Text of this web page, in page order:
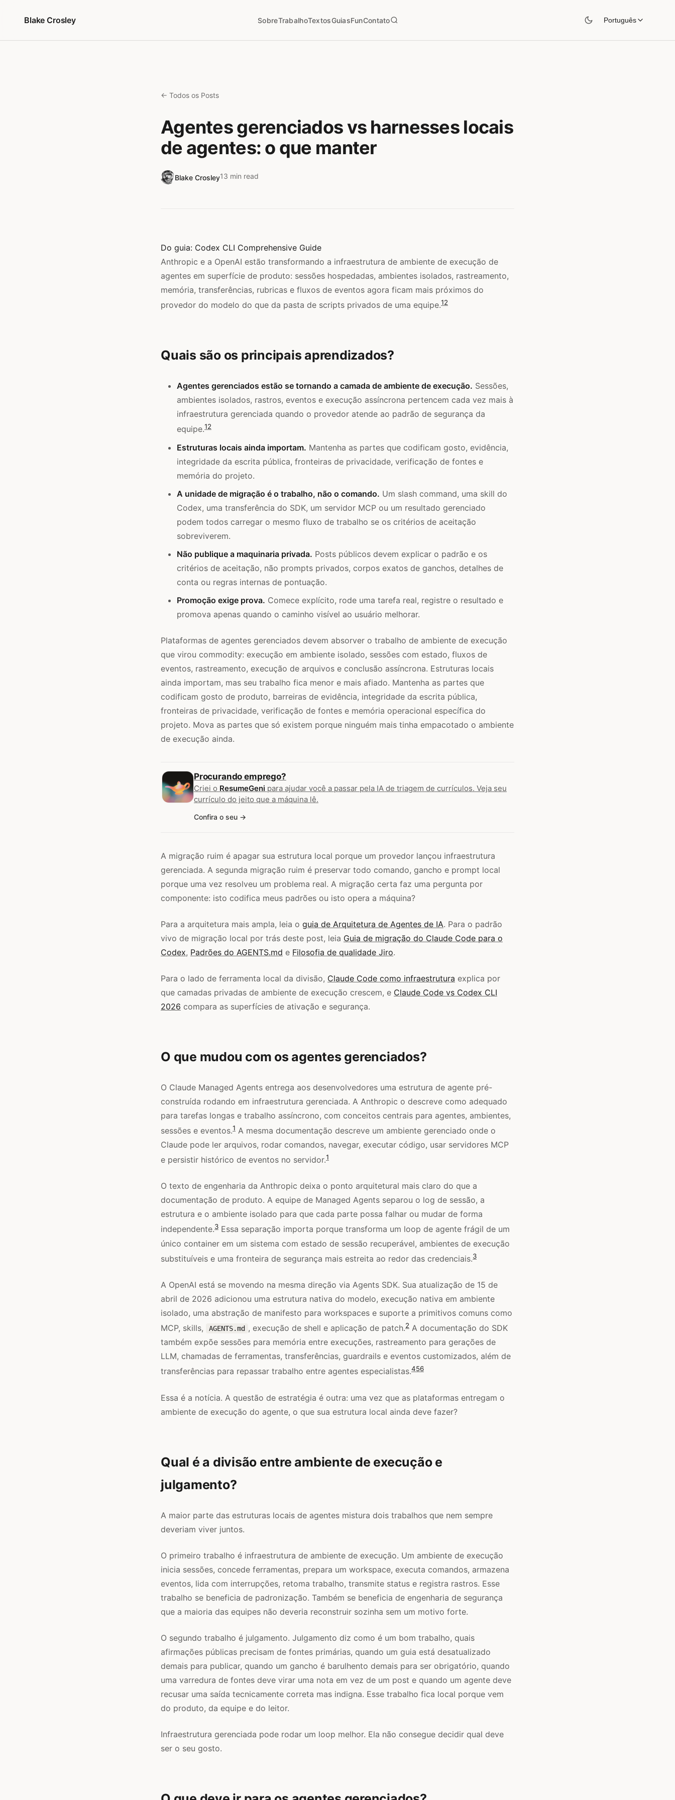
Blake Crosley
SobreTrabalhoTextosGuiasFunContato Português
← Todos os Posts
Agentes gerenciados vs harnesses locais
de agentes: o que manter
Blake Crosley13 min read
Do guia: Codex CLI Comprehensive Guide
Anthropic e a OpenAI estão transformando a infraestrutura de ambiente de execução de
agentes em superfície de produto: sessões hospedadas, ambientes isolados, rastreamento,
memória, transferências, rubricas e fluxos de eventos agora ficam mais próximos do
provedor do modelo do que da pasta de scripts privados de uma equipe.12
Quais são os principais aprendizados?
Agentes gerenciados estão se tornando a camada de ambiente de execução. Sessões,
ambientes isolados, rastros, eventos e execução assíncrona pertencem cada vez mais à
infraestrutura gerenciada quando o provedor atende ao padrão de segurança da
equipe.12
Estruturas locais ainda importam. Mantenha as partes que codificam gosto, evidência,
integridade da escrita pública, fronteiras de privacidade, verificação de fontes e
memória do projeto.
A unidade de migração é o trabalho, não o comando. Um slash command, uma skill do
Codex, uma transferência do SDK, um servidor MCP ou um resultado gerenciado
podem todos carregar o mesmo fluxo de trabalho se os critérios de aceitação
sobreviverem.
Não publique a maquinaria privada. Posts públicos devem explicar o padrão e os
critérios de aceitação, não prompts privados, corpos exatos de ganchos, detalhes de
conta ou regras internas de pontuação.
Promoção exige prova. Comece explícito, rode uma tarefa real, registre o resultado e
promova apenas quando o caminho visível ao usuário melhorar.
Plataformas de agentes gerenciados devem absorver o trabalho de ambiente de execução
que virou commodity: execução em ambiente isolado, sessões com estado, fluxos de
eventos, rastreamento, execução de arquivos e conclusão assíncrona. Estruturas locais
ainda importam, mas seu trabalho fica menor e mais afiado. Mantenha as partes que
codificam gosto de produto, barreiras de evidência, integridade da escrita pública,
fronteiras de privacidade, verificação de fontes e memória operacional específica do
projeto. Mova as partes que só existem porque ninguém mais tinha empacotado o ambiente
de execução ainda.
Procurando emprego?
Criei o ResumeGeni para ajudar você a passar pela IA de triagem de currículos. Veja seu
currículo do jeito que a máquina lê.
Confira o seu
A migração ruim é apagar sua estrutura local porque um provedor lançou infraestrutura
gerenciada. A segunda migração ruim é preservar todo comando, gancho e prompt local
porque uma vez resolveu um problema real. A migração certa faz uma pergunta por
componente: isto codifica meus padrões ou isto opera a máquina?
Para a arquitetura mais ampla, leia o guia de Arquitetura de Agentes de IA. Para o padrão
vivo de migração local por trás deste post, leia Guia de migração do Claude Code para o
Codex, Padrões do AGENTS.md e Filosofia de qualidade Jiro.
Para o lado de ferramenta local da divisão, Claude Code como infraestrutura explica por
que camadas privadas de ambiente de execução crescem, e Claude Code vs Codex CLI
2026 compara as superfícies de ativação e segurança.
O que mudou com os agentes gerenciados?
O Claude Managed Agents entrega aos desenvolvedores uma estrutura de agente pré-
construída rodando em infraestrutura gerenciada. A Anthropic o descreve como adequado
para tarefas longas e trabalho assíncrono, com conceitos centrais para agentes, ambientes,
sessões e eventos.1 A mesma documentação descreve um ambiente gerenciado onde o
Claude pode ler arquivos, rodar comandos, navegar, executar código, usar servidores MCP
e persistir histórico de eventos no servidor.1
O texto de engenharia da Anthropic deixa o ponto arquitetural mais claro do que a
documentação de produto. A equipe de Managed Agents separou o log de sessão, a
estrutura e o ambiente isolado para que cada parte possa falhar ou mudar de forma
independente.3 Essa separação importa porque transforma um loop de agente frágil de um
único container em um sistema com estado de sessão recuperável, ambientes de execução
substituíveis e uma fronteira de segurança mais estreita ao redor das credenciais.3
A OpenAI está se movendo na mesma direção via Agents SDK. Sua atualização de 15 de
abril de 2026 adicionou uma estrutura nativa do modelo, execução nativa em ambiente
isolado, uma abstração de manifesto para workspaces e suporte a primitivos comuns como
MCP, skills,
AGENTS.md , execução de shell e aplicação de patch.2 A documentação do SDK
também expõe sessões para memória entre execuções, rastreamento para gerações de
LLM, chamadas de ferramentas, transferências, guardrails e eventos customizados, além de
transferências para repassar trabalho entre agentes especialistas.456
Essa é a notícia. A questão de estratégia é outra: uma vez que as plataformas entregam o
ambiente de execução do agente, o que sua estrutura local ainda deve fazer?
Qual é a divisão entre ambiente de execução e
julgamento?
A maior parte das estruturas locais de agentes mistura dois trabalhos que nem sempre
deveriam viver juntos.
O primeiro trabalho é infraestrutura de ambiente de execução. Um ambiente de execução
inicia sessões, concede ferramentas, prepara um workspace, executa comandos, armazena
eventos, lida com interrupções, retoma trabalho, transmite status e registra rastros. Esse
trabalho se beneficia de padronização. Também se beneficia de engenharia de segurança
que a maioria das equipes não deveria reconstruir sozinha sem um motivo forte.
O segundo trabalho é julgamento. Julgamento diz como é um bom trabalho, quais
afirmações públicas precisam de fontes primárias, quando um guia está desatualizado
demais para publicar, quando um gancho é barulhento demais para ser obrigatório, quando
uma varredura de fontes deve virar uma nota em vez de um post e quando um agente deve
recusar uma saída tecnicamente correta mas indigna. Esse trabalho fica local porque vem
do produto, da equipe e do leitor.
Infraestrutura gerenciada pode rodar um loop melhor. Ela não consegue decidir qual deve
ser o seu gosto.